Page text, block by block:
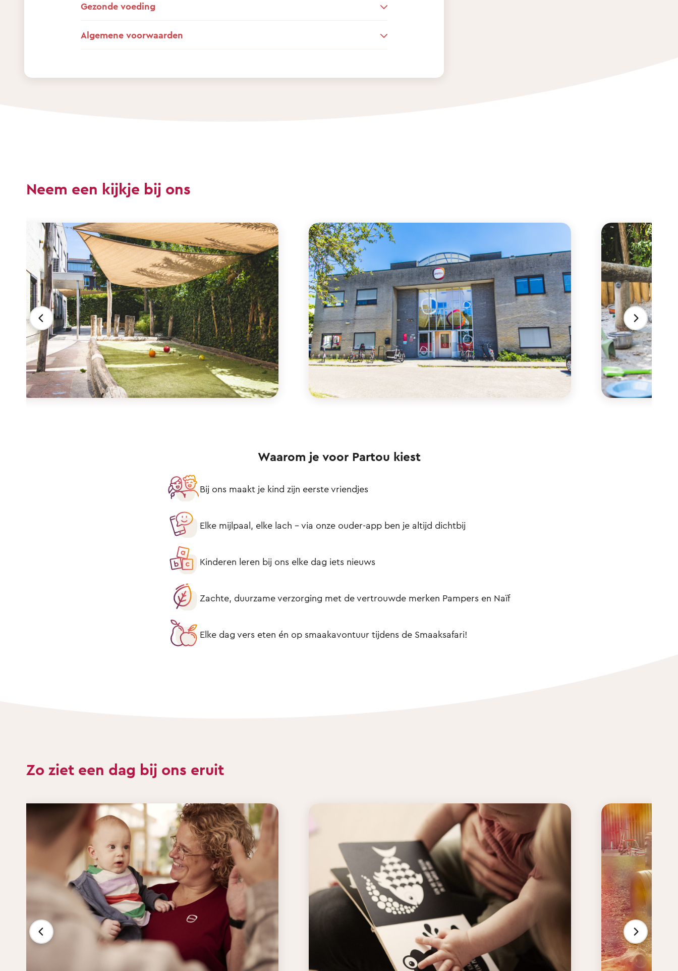
Gezonde voeding
Algemene voorwaarden
Neem een kijkje bij ons
Waarom je voor Partou kiest
Bij ons maakt je kind zijn eerste vriendjes
Elke mijlpaal, elke lach – via onze ouder-app ben je altijd dichtbij
Kinderen leren bij ons elke dag iets nieuws
Zachte, duurzame verzorging met de vertrouwde merken Pampers en Naïf
Elke dag vers eten én op smaakavontuur tijdens de Smaaksafari!
Zo ziet een dag bij ons eruit